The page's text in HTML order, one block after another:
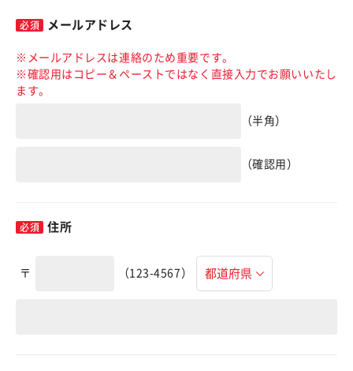
メールアドレス
※メールアドレスは連絡のため重要です。
※確認用はコピー＆ペーストではなく直接入力でお願いいたし
ます。
（半角）
（確認用）
住所
〒 （123-4567）